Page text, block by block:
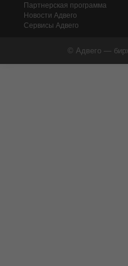
Партнерская программа
Новости Адвего
Сервисы Адвего
© Адвего —